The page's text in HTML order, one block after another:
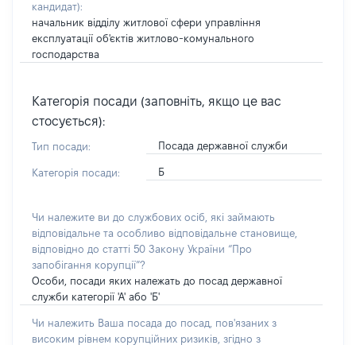
кандидат):
начальник відділу житлової сфери управління
експлуатації об'єктів житлово-комунального
господарства
Категорія посади (заповніть, якщо це вас
стосується):
Тип посади: Посада державної служби
Категорія посади: Б
Чи належите ви до службових осіб, які займають
відповідальне та особливо відповідальне становище,
відповідно до статті 50 Закону України “Про
запобігання корупції”?
Особи, посади яких належать до посад державної
служби категорії 'А' або 'Б'
Чи належить Ваша посада до посад, пов'язаних з
високим рівнем корупційних ризиків, згідно з